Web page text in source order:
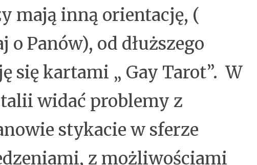
mają inną orientację, (
Panów), od dłuższego
się kartami „ Gay Tarot”. W
widać problemy z
stykacie w sferze
z możliwościami